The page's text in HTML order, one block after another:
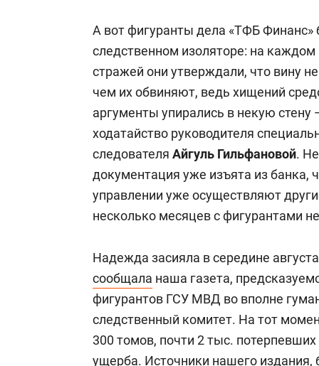
А вот фигуранты дела «ТФБ Финанс»
следственном изоляторе: на
стражей они утверждали, что вину
чем их обвиняют, ведь хищений
аргументы упирались в некую стену
ходатайство руководителя
следователя Айгуль Гильфановой.
документация уже изъята из
управлении уже осуществляют
несколько месяцев с фигурантами
Надежда засияла в середине
сообщала наша газета,
фигурантов ГСУ МВД во вполне
следственный комитет. На тот
300 томов, почти 2 тыс.
ущерба. Источники нашего издания,